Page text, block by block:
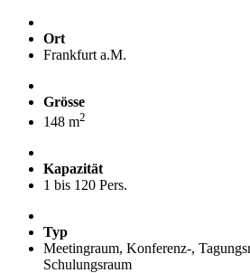
Ort
Frankfurt a.M.
Grösse
148 m2
Kapazität
1 bis 120 Pers.
Typ
Meetingraum, Konferenz-,
Schulungsraum